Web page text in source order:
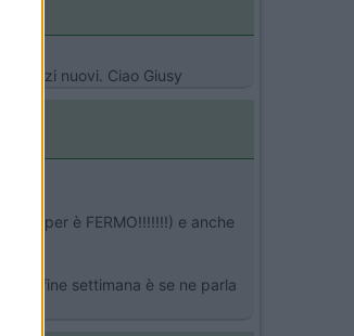
mezzi nuovi. Ciao Giusy
è FERMO!!!!!!!) e anche
il fine settimana è se ne parla